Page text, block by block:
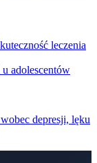
leczenia
adolescentów
depresji, lęku